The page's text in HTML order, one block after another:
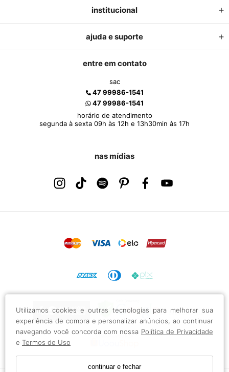
Utilizamos cookies e outras tecnologias para melhorar sua
experiência de compra e personalizar anúncios, ao continuar
navegando você concorda com nossa Política de Privacidade
e Termos de Uso
continuar e fechar
institucional
ajuda e suporte
entre em contato
sac
47 99986-1541
47 99986-1541
horário de atendimento
segunda à sexta 09h às 12h e 13h30min às 17h
nas mídias